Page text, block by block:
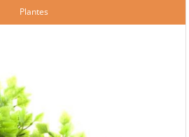
Plantes